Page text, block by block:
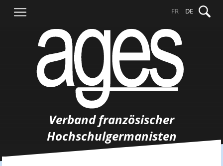
Inhalt
nach:
FR DE
Verband französischer
Hochschulgermanisten